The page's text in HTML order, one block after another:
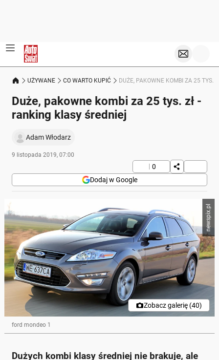
UŻYWANE CO WARTO KUPIĆ DUŻE, PAKOWNE KOMBI ZA 25 TYS.
Duże, pakowne kombi za 25 tys. zł -
ranking klasy średniej
Adam Włodarz
9 listopada 2019, 07:00
0
Dodaj w Google
newspix.pl
Zobacz galerię (40)
ford mondeo 1
Dużych kombi klasy średniej nie brakuje, ale